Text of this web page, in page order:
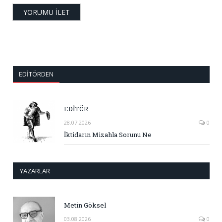
EDITÖRDEN
EDİTÖR
28.07.2026 0
İktidarın Mizahla Sorunu Ne
YAZARLAR
Metin Göksel
03.08.2026 0